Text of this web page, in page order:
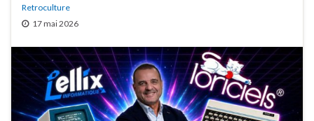
Retroculture
17 mai 2026